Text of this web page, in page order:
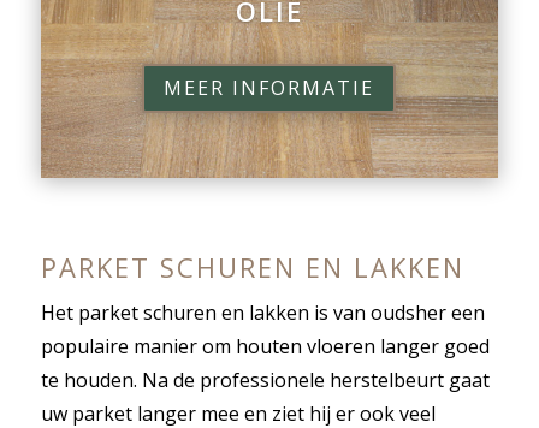
OLIE
MEER INFORMATIE
PARKET SCHUREN EN LAKKEN
Het parket schuren en lakken is van oudsher een
populaire manier om houten vloeren langer goed
te houden. Na de professionele herstelbeurt gaat
uw parket langer mee en ziet hij er ook veel